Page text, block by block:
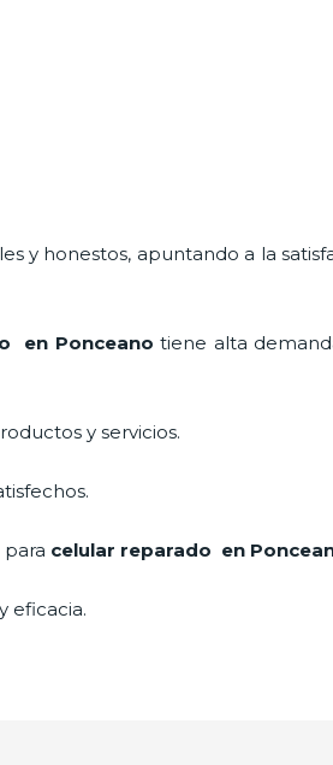
y honestos, apuntando a la
en Ponceano tiene alta
y servicios.
celular reparado en
eficacia.